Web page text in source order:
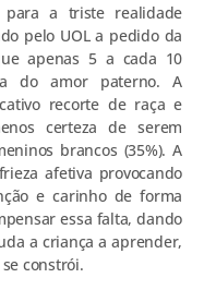
a triste realidade
pelo UOL a pedido da
apenas 5 a cada 10
do amor paterno. A
recorte de raça e
certeza de serem
brancos (35%). A
afetiva provocando
e carinho de forma
essa falta, dando
a criança a aprender,
constrói.